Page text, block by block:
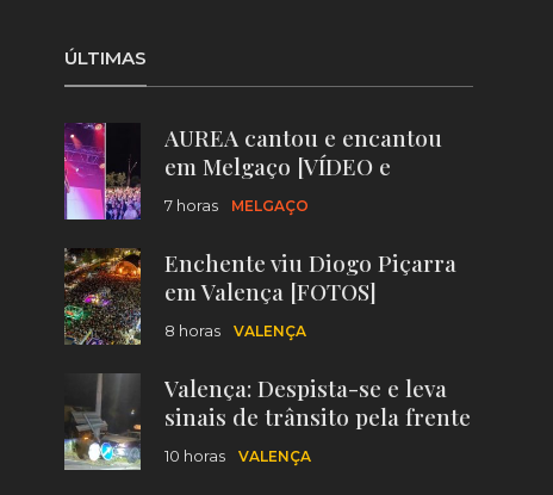
ÚLTIMAS
AUREA cantou e encantou
em Melgaço [VÍDEO e
FOTOS]
7 horas MELGAÇO
Enchente viu Diogo Piçarra
em Valença [FOTOS]
8 horas VALENÇA
Valença: Despista-se e leva
sinais de trânsito pela frente
10 horas VALENÇA